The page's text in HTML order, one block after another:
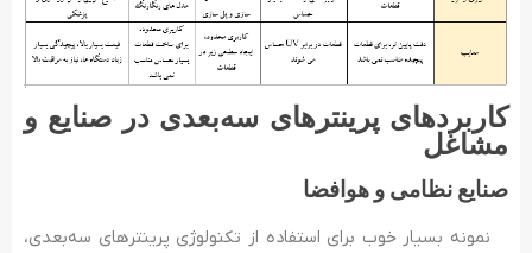
کاربردهای پرینترهای سه‌بعدی در صنایع و
مشاغل
صنایع نظامی و هوافضا
نمونه بسیار خوب برای استفاده از تکنولوژی پرینترهای سه‌بعدی،